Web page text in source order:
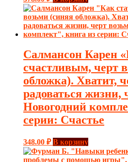
Салмансон Карен
счастливым, черт
обложка). Хватит,
радоваться жизни,
Новогодний
серии: Счастье
348.00 ₽ В корзину